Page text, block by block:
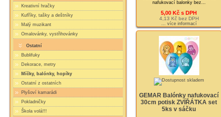
Kreativní hračky
Kufříky, tašky a deštníky
Malý muzikant
Omalovánky, vystřihovánky
Ostatní
Bublifuky
Dekorace, metry
Míčky, balónky, hopíky
Ostatní z ostatních
Plyšoví kamarádi
Pokladničky
Škola volá!!!
nafukovací balonky bez...
5,00 Kč s DPH
4,13 Kč bez DPH
... více informací
GEMAR Balónky nafukovací
30cm potisk ZVÍŘÁTKA set
5ks v sáčku